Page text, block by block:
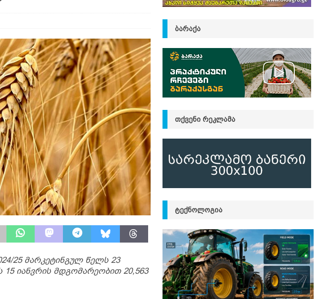
25 მარკეტინგულ წელს 23
იანვრის მდგომარეობით 20,563
ᲑᲐᲠᲐᲥᲐ
ᲗᲥᲕᲔᲜᲘ ᲠᲔᲙᲚᲐᲛᲐ
ᲢᲔᲥᲜᲝᲚᲝᲒᲘᲐ